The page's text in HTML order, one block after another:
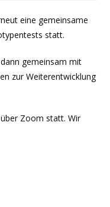
eine gemeinsame
statt.
gemeinsam mit
zur Weiterentwicklung
Zoom statt. Wir